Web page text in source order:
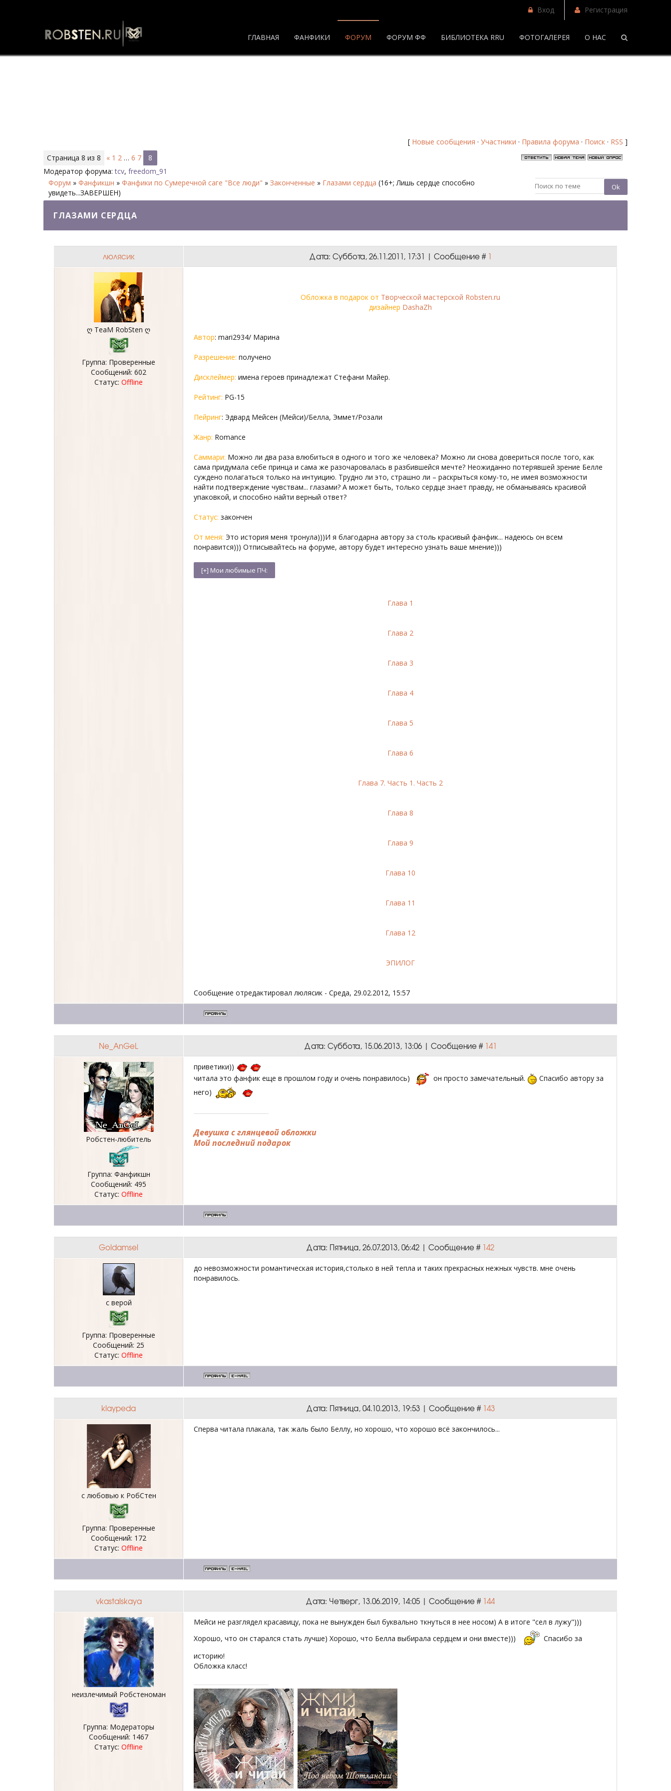
Вход Регистрация
ГЛАВНАЯ ФАНФИКИ ФОРУМ ФОРУМ ФФ БИБЛИОТЕКА RRU ФОТОГАЛЕРЕЯ О НАС
[ Новые сообщения · Участники · Правила форума · Поиск · RSS ]
Страница 8 из 8 « 1 2 … 6 7
8
Модератор форума:tcv, freedom_91
Форум » Фанфикшн » Фанфики по Сумеречной саге "Все люди" » Законченные » Глазами сердца (16+; Лишь сердце способно
увидеть...ЗАВЕРШЕН)
ГЛАЗАМИ СЕРДЦА
люлясик Дата: Суббота, 26.11.2011, 17:31 | Сообщение # 1
ღ TeaM RobSten ღ
Группа: Проверенные
Сообщений: 602
Статус: Offline
Обложка в подарок от Творческой мастерской Robsten.ru
дизайнер DashaZh
Автор: mari2934/ Марина
Разрешение: получено
Дисклеймер: имена героев принадлежат Стефани Майер.
Рейтинг: PG-15
Пейринг: Эдвард Мейсен (Мейси)/Белла, Эммет/Розали
Жанр: Romance
Саммари: Можно ли два раза влюбиться в одного и того же человека? Можно ли снова довериться после того, как
сама придумала себе принца и сама же разочаровалась в разбившейся мечте? Неожиданно потерявшей зрение Белле
суждено полагаться только на интуицию. Трудно ли это, страшно ли – раскрыться кому-то, не имея возможности
найти подтверждение чувствам... глазами? А может быть, только сердце знает правду, не обманываясь красивой
упаковкой, и способно найти верный ответ?
Статус: закончен
От меня: Это история меня тронула)))И я благодарна автору за столь красивый фанфик... надеюсь он всем
понравится))) Отписывайтесь на форуме, автору будет интересно узнать ваше мнение)))
Глава 1
Глава 2
Глава 3
Глава 4
Глава 5
Глава 6
Глава 7. Часть 1. Часть 2
Глава 8
Глава 9
Глава 10
Глава 11
Глава 12
ЭПИЛОГ
Сообщение отредактировал люлясик - Среда, 29.02.2012, 15:57
Ne_AnGeL Дата: Суббота, 15.06.2013, 13:06 | Сообщение # 141
Робстен-любитель
Группа: Фанфикшн
Сообщений: 495
Статус: Offline
приветики))
читала это фанфик еще в прошлом году и очень понравилось)
он просто замечательный.
Спасибо автору за
него)
Девушка с глянцевой обложки
Мой последний подарок
Goldamsel Дата: Пятница, 26.07.2013, 06:42 | Сообщение # 142
с верой
Группа: Проверенные
Сообщений: 25
Статус: Offline
до невозможности романтическая история,столько в ней тепла и таких прекрасных нежных чувств. мне очень
понравилось.
klaypeda Дата: Пятница, 04.10.2013, 19:53 | Сообщение # 143
с любовью к РобСтен
Группа: Проверенные
Сообщений: 172
Статус: Offline
Сперва читала плакала, так жаль было Беллу, но хорошо, что хорошо всё закончилось...
vkastalskaya Дата: Четверг, 13.06.2019, 14:05 | Сообщение # 144
неизлечимый Робстеноман
Группа: Модераторы
Сообщений: 1467
Статус: Offline
Мейси не разглядел красавицу, пока не вынужден был буквально ткнуться в нее носом) А в итоге "сел в лужу")))
Хорошо, что он старался стать лучше) Хорошо, что Белла выбирала сердцем и они вместе)))
Спасибо за
историю!
Обложка класс!